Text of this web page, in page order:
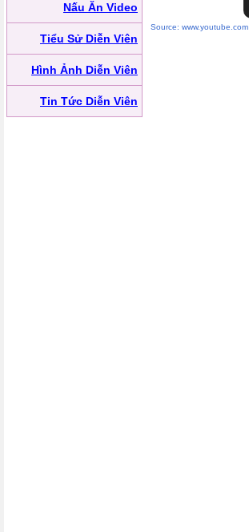
Nấu Ăn Video
Tiểu Sử Diễn Viên
Hình Ảnh Diễn Viên
Tin Tức Diễn Viên
Source: www.youtube.com